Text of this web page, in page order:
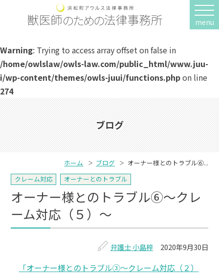
Warning: Trying to access array offset on false in
/home/owlslaw/owls-law.com/public_html/www.juu-
i/wp-content/themes/owls-juui/functions.phpon line
274
menu
ブログ
ホーム ブログ
オーナー様とのトラブル⑥...
クレーム対応
オーナーとのトラブル
オーナー様とのトラブル⑥～クレ
ーム対応（５）～
弁護士 小島梓 2020年9月30日
「オーナー様とのトラブル③～クレーム対応（２）